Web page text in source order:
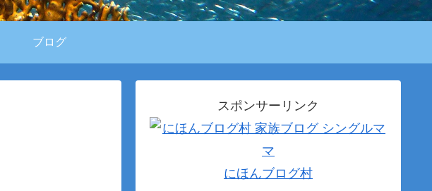
ブログ
スポンサーリンク
にほんブログ村